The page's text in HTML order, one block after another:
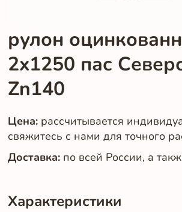
рулон
2x1250 пас
Zn140
Цена: рассчитывается
свяжитесь с нами для точного
Доставка: по всей России, а
Характеристики